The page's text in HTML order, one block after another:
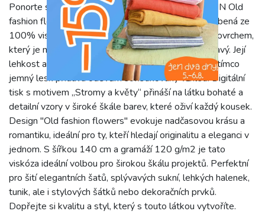
Ponorte se do světa elegance s naší viskózou SATIN Old
fashion flowers s digitálním tiskem. Tato látka, vyrobená ze
100% viskózy, se vyznačuje luxusním saténovým povrchem,
který je mimořádně hebký na dotek a krásně splývavý. Její
lehkost a prodyšnost zaručují celodenní komfort, zatímco
jemný lesk přidává oděvům sofistikovaný vzhled. Digitální
tisk s motivem „Stromy a květy“ přináší na látku bohaté a
detailní vzory v široké škále barev, které oživí každý kousek.
Design "Old fashion flowers" evokuje nadčasovou krásu a
romantiku, ideální pro ty, kteří hledají originalitu a eleganci v
jednom. S šířkou 140 cm a gramáží 120 g/m2 je tato
viskóza ideální volbou pro širokou škálu projektů. Perfektní
pro šití elegantních šatů, splývavých sukní, lehkých halenek,
tunik, ale i stylových šátků nebo dekoračních prvků.
Dopřejte si kvalitu a styl, který s touto látkou vytvoříte.